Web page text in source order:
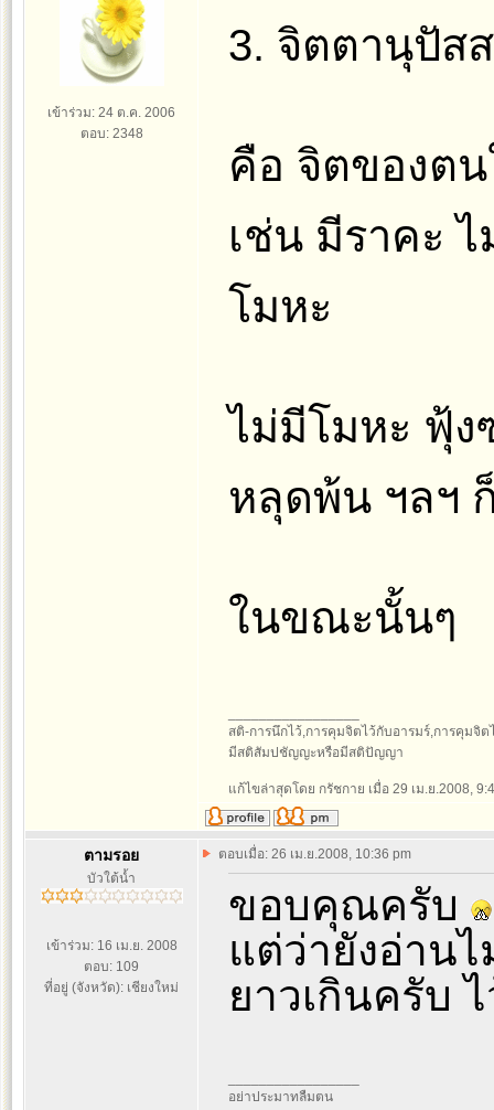
เข้าร่วม: 24 ต.ค. 2006
ตอบ: 2348
3. จิตตานุปัส
คือ จิตของต
เช่น มีราคะ
โมหะ
ไม่มีโมหะ ฟุ้ง
หลุดพ้น ฯลฯ
ในขณะนั้นๆ
สติ-การนึกไว้,การคุมจิตไว้กับอารมร์,การคุมจิ
มีสติสัมปชัญญะหรือมีสติปัญญา
แก้ไขล่าสุดโดย กรัชกาย เมื่อ 29 เม.ย.2008,
ตามรอย
บัวใต้น้ำ
เข้าร่วม: 16 เม.ย. 2008
ตอบ: 109
ที่อยู่ (จังหวัด): เชียงใหม่
ตอบเมื่อ: 26 เม.ย.2008, 10:36 pm
ขอบคุณครับ
แต่ว่ายังอ่าน
ยาวเกินครับ
อย่าประมาทลืมตน